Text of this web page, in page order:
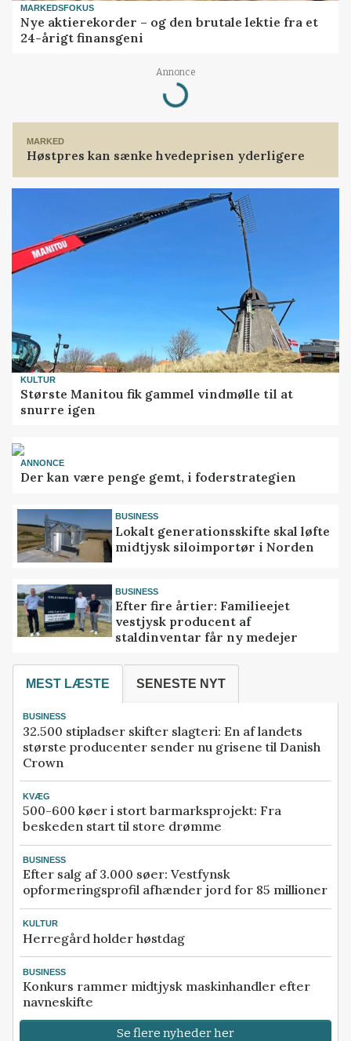
MARKEDSFOKUS
Nye aktierekorder – og den brutale lektie fra et
24-årigt finansgeni
Annonce
Loading...
MARKED
Høstpres kan sænke hvedeprisen yderligere
KULTUR
Største Manitou fik gammel vindmølle til at
snurre igen
ANNONCE
Der kan være penge gemt, i foderstrategien
BUSINESS
Lokalt generationsskifte skal løfte
midtjysk siloimportør i Norden
BUSINESS
Efter fire årtier: Familieejet
vestjysk producent af
staldinventar får ny medejer
MEST LÆSTE SENESTE NYT
BUSINESS
32.500 stipladser skifter slagteri: En af landets
største producenter sender nu grisene til Danish
Crown
KVÆG
500-600 køer i stort barmarksprojekt: Fra
beskeden start til store drømme
BUSINESS
Efter salg af 3.000 søer: Vestfynsk
opformeringsprofil afhænder jord for 85 millioner
KULTUR
Herregård holder høstdag
BUSINESS
Konkurs rammer midtjysk maskinhandler efter
navneskifte
Se flere nyheder her